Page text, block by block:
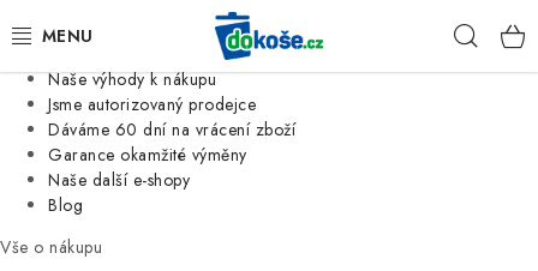
Jsme tradiční česká firma
Naše výhody k nákupu
Jsme autorizovaný prodejce
Dáváme 60 dní na vrácení zboží
Garance okamžité výměny
Naše další e-shopy
Blog
Vše o nákupu
KOŠE
SÁČKY